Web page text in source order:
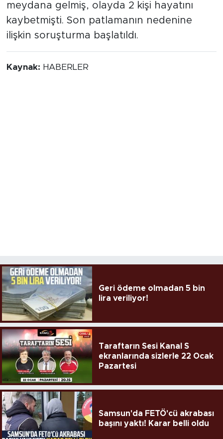
meydana gelmiş, olayda 2 kişi hayatını
kaybetmişti. Son patlamanın nedenine
ilişkin soruşturma başlatıldı.
Kaynak: HABERLER
Geri ödeme olmadan 5 bin
lira veriliyor!
Taraftarın Sesi Kanal S
ekranlarında sizlerle 22 Ocak
Pazartesi
Samsun'da FETÖ'cü akrabası
başını yaktı! Karar belli oldu